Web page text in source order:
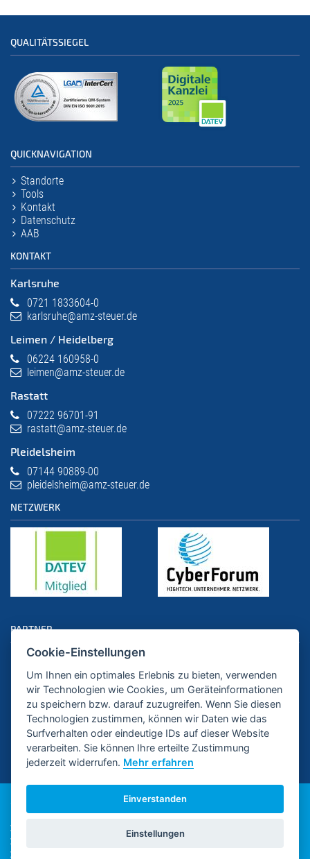
QUALITÄTSSIEGEL
QUICKNAVIGATION
Standorte
Tools
Kontakt
Datenschutz
AAB
KONTAKT
Karlsruhe
0721 1833604-0
karlsruhe@amz-steuer.de
Leimen / Heidelberg
06224 160958-0
leimen@amz-steuer.de
Rastatt
07222 96701-91
rastatt@amz-steuer.de
Pleidelsheim
07144 90889-00
pleidelsheim@amz-steuer.de
NETZWERK
PARTNER
©2026 Aurich Münch Ziegler Steuerberater PartGmbB.
Cookie-Einstellungen
Um Ihnen ein optimales Erlebnis zu bieten, verwenden
wir Technologien wie Cookies, um Geräteinformationen
zu speichern bzw. darauf zuzugreifen. Wenn Sie diesen
Technologien zustimmen, können wir Daten wie das
Surfverhalten oder eindeutige IDs auf dieser Website
verarbeiten. Sie können Ihre erteilte Zustimmung
jederzeit widerrufen. Mehr erfahren
Einverstanden
Einstellungen